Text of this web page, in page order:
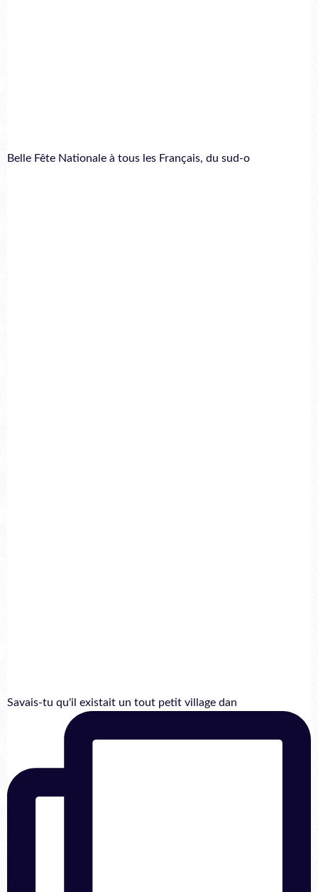
Belle Fête Nationale à tous les Français, du sud-o
Savais-tu qu'il existait un tout petit village dan